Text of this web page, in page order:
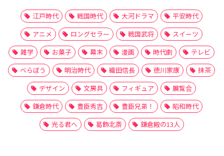
江戸時代 戦国時代 大河ドラマ
平安時代
アニメ
ロングセラー 戦国武将
スイーツ
雑学
お菓子 幕末 漫画 時代劇
テレビ
べらぼう
明治時代 織田信長 徳川家康
抹茶
デザイン
文房具 フィギュア
展覧会
鎌倉時代
豊臣秀吉 豊臣兄弟！
昭和時代
光る君へ
葛飾北斎 鎌倉殿の13人